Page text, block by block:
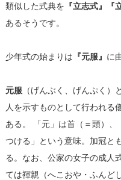
類似した式典を 『立志式』『
あるそうです。
少年式の始まりは 『元服』 に
元服 （げんぶく、げんぷく
人を示すものとして行われる
ある。 「元」は首（＝頭）
つける」という意味。加冠と
る。なお、 公家の女子の成人
ては褌親（へこおや・ふんど